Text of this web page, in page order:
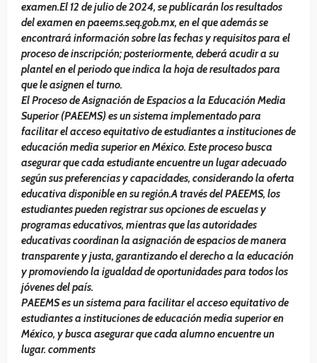
examen.El 12 de julio de 2024, se publicarán los resultados
del examen en paeems.seq.gob.mx, en el que además se
encontrará información sobre las fechas y requisitos para el
proceso de inscripción; posteriormente, deberá acudir a su
plantel en el periodo que indica la hoja de resultados para
que le asignen el turno.
El Proceso de Asignación de Espacios a la Educación Media
Superior (PAEEMS) es un sistema implementado para
facilitar el acceso equitativo de estudiantes a instituciones de
educación media superior en México. Este proceso busca
asegurar que cada estudiante encuentre un lugar adecuado
según sus preferencias y capacidades, considerando la oferta
educativa disponible en su región.A través del PAEEMS, los
estudiantes pueden registrar sus opciones de escuelas y
programas educativos, mientras que las autoridades
educativas coordinan la asignación de espacios de manera
transparente y justa, garantizando el derecho a la educación
y promoviendo la igualdad de oportunidades para todos los
jóvenes del país.
PAEEMS es un sistema para facilitar el acceso equitativo de
estudiantes a instituciones de educación media superior en
México, y busca asegurar que cada alumno encuentre un
lugar. comments